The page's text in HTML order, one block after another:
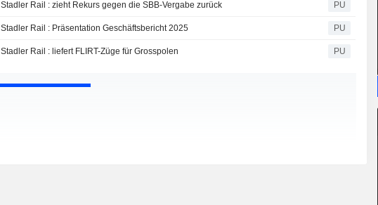
Stadler Rail : zieht Rekurs gegen die SBB-Vergabe zurück PU
Stadler Rail : Präsentation Geschäftsbericht 2025 PU
Stadler Rail : liefert FLIRT-Züge für Grosspolen PU